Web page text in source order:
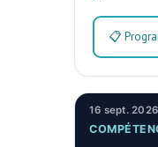
📋
16 sept. 2026